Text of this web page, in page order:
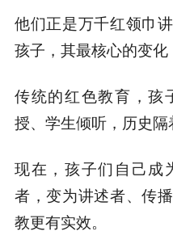
他们正是万千红领巾
孩子，其最核心的变化
传统的红色教育，孩
授、学生倾听，历史隔
现在，孩子们自己成
者，变为讲述者、传
教更有实效。